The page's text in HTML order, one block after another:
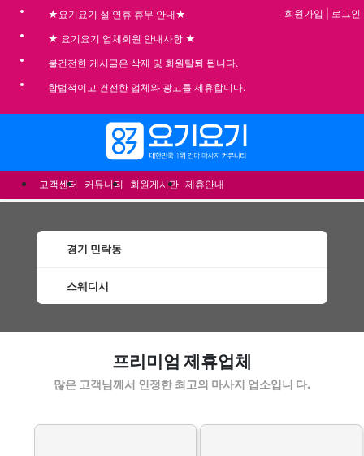
★요기요기 설 연휴 휴무 안내★
★ 요기요기 업체회원 안내사항 ★
불건전한 게시글은 삭제 및 회원탈퇴 됩니다.
합법적이고 건전한 업체와 광고를 제휴합니다.
회원가입 로그인
고객센터 커뮤니티 회원게시판 제휴안내
경기 민락동
스웨디시
프리미엄 제휴업체
많은 고객님께서 인정한 최고의 마사지 업소입니 다.